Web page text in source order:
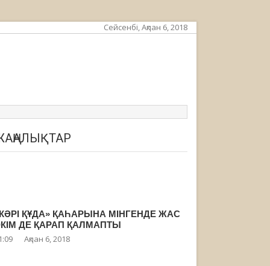
Сейсенбі, Ақпан 6, 2018
ҚҰДА» ҚАҺАРЫНА МІНГЕНДЕ ЖАС
ДЕ ҚАРАП ҚАЛМАПТЫ
Ақпан 6, 2018